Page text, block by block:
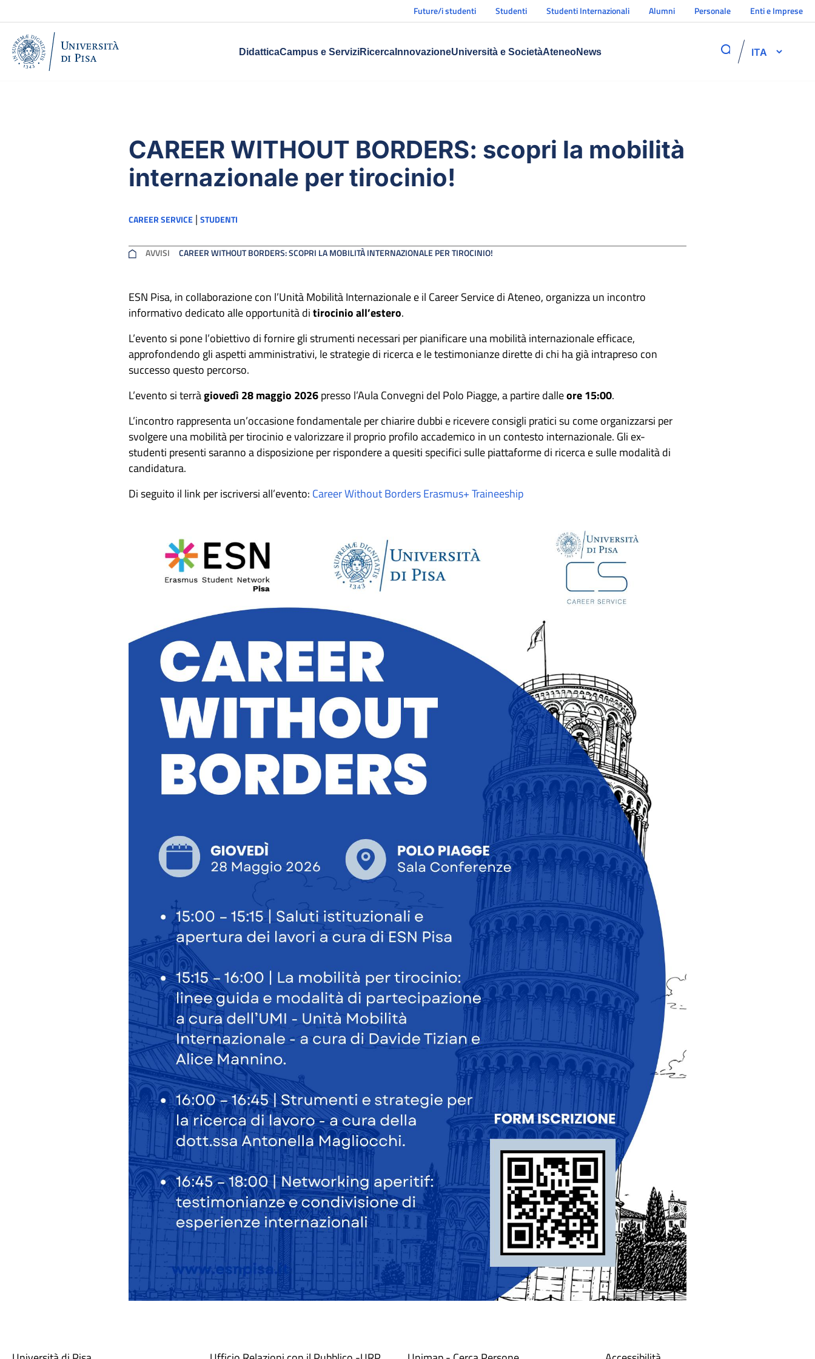
Future/i studenti Studenti Studenti Internazionali Alumni Personale Enti e Imprese
DidatticaCampus e ServiziRicercaInnovazioneUniversità e SocietàAteneoNews ITA
CAREER WITHOUT BORDERS: scopri la mobilità
internazionale per tirocinio!
CAREER SERVICE | STUDENTI
AVVISI CAREER WITHOUT BORDERS: SCOPRI LA MOBILITÀ INTERNAZIONALE PER TIROCINIO!
ESN Pisa, in collaborazione con l’Unità Mobilità Internazionale e il Career Service di Ateneo, organizza un incontro
informativo dedicato alle opportunità ditirocinio all’estero.
L’evento si pone l’obiettivo di fornire gli strumenti necessari per pianificare una mobilità internazionale efficace,
approfondendo gli aspetti amministrativi, le strategie di ricerca e le testimonianze dirette di chi ha già intrapreso con
successo questo percorso.
L’evento si terràgiovedì 28 maggio 2026presso l’Aula Convegni del Polo Piagge, a partire dalleore 15:00.
L’incontro rappresenta un’occasione fondamentale per chiarire dubbi e ricevere consigli pratici su come organizzarsi per
svolgere una mobilità per tirocinio e valorizzare il proprio profilo accademico in un contesto internazionale. Gli ex-
studenti presenti saranno a disposizione per rispondere a quesiti specifici sulle piattaforme di ricerca e sulle modalità di
candidatura.
Di seguito il link per iscriversi all’evento: Career Without Borders Erasmus+ Traineeship